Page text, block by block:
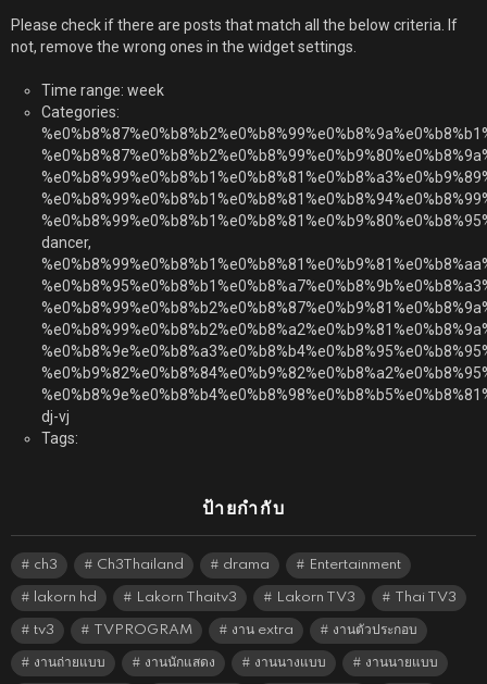
Please check if there are posts that match all the below criteria. If
not, remove the wrong ones in the widget settings.
Time range: week
Categories:
dancer,
dj-vj
Tags:
ป้ายกำกับ
ch3 Ch3Thailand drama Entertainment
lakorn hd Lakorn Thaitv3 Lakorn TV3 Thai TV3
tv3 TVPROGRAM งาน extra งานตัวประกอบ
งานถ่ายแบบ งานนักแสดง งานนางแบบ งานนายแบบ